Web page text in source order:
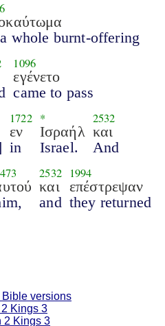
whole burnt-offering
1096
εγένετο
came to pass
1722
εν
in
*
Ισραήλ
Israel.
2532
και
And
2532
και
and
1994
επέστρεψαν
they returned
versions
Kings 3
2 Kings 3